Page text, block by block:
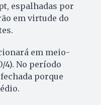
espalhadas por
em virtude do
em meio-
4). No período
porque